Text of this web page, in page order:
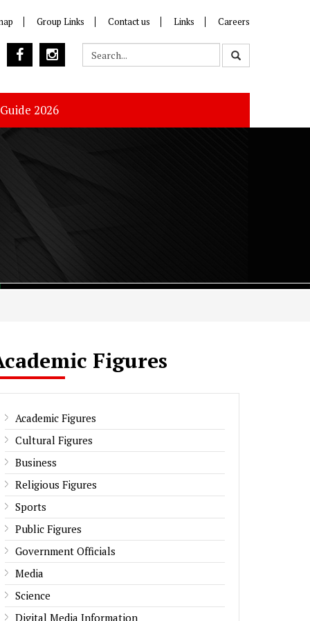
Group Links Contact us Links Careers
2026
Figures
Academic Figures
Cultural Figures
Business
Religious Figures
Sports
Public Figures
Government Officials
Media
Science
Digital Media Information